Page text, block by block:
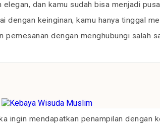
dan kamu sudah bisa menjadi
keinginan, kamu hanya tinggal
dengan menghubungi salah
ingin mendapatkan penampilan dengan